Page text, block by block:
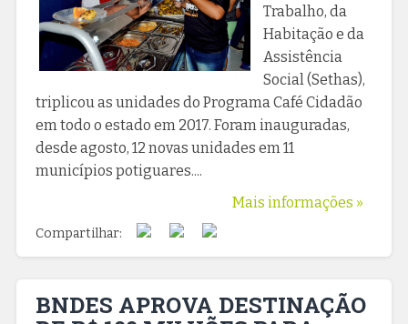
Trabalho, da
Habitação e da
Assistência
Social (Sethas),
triplicou as unidades do Programa Café Cidadão
em todo o estado em 2017. Foram inauguradas,
desde agosto, 12 novas unidades em 11
municípios potiguares....
Mais informações »
Compartilhar:
BNDES APROVA DESTINAÇÃO